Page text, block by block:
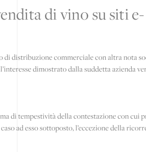
di vino su siti e-
distribuzione commerciale con altra nota
dimostrato dalla suddetta azienda
di tempestività della contestazione con cui
ad esso sottoposto, l’eccezione della